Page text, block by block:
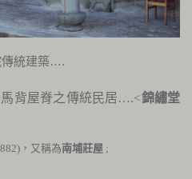
傳統建築….
背屋脊之傳統民居….<錦繡堂
，又稱為南埔莊屋 ;